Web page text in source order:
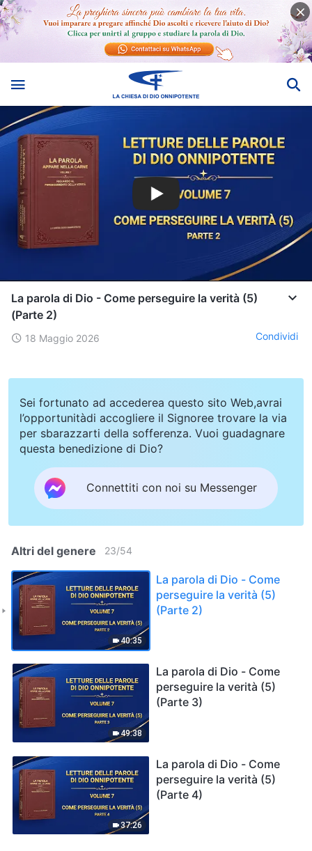
La parola di Dio - Come perseguire la verità (5)
(Parte 2)
18 Maggio 2026 Condividi
Sei fortunato ad accederea questo sito Web,avrai
l’opportunitàdi accogliere il Signoree trovare la via
per sbarazzarti della sofferenza. Vuoi guadagnare
questa benedizione di Dio?
Connettiti con noi su Messenger
Altri del genere 23/54
40:35
La parola di Dio - Come
perseguire la verità (5)
(Parte 2)
49:38
La parola di Dio - Come
perseguire la verità (5)
(Parte 3)
37:26
La parola di Dio - Come
perseguire la verità (5)
(Parte 4)